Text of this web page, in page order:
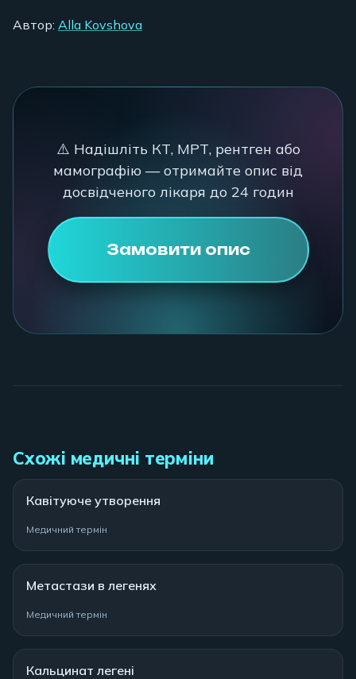
Автор: Alla Kovshova
⚠️ Надішліть КТ, МРТ, рентген або
мамографію — отримайте опис від
досвідченого лікаря до 24 годин
Замовити опис
Схожі медичні терміни
Кавітуюче утворення
Медичний термін
Метастази в легенях
Медичний термін
Кальцинат легені